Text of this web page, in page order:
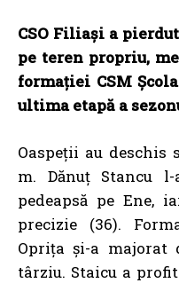
CSO Filiași a
pe teren propriu,
formației CSM
ultima etapă a
Oaspeții au deschis
m. Dănuț Stancu
pedeapsă pe Ene,
precizie (36).
Oprița și-a
târziu. Staicu a